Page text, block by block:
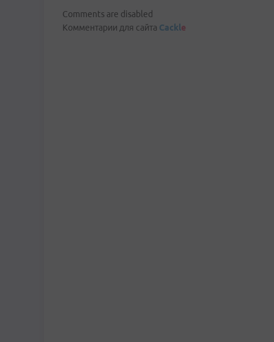
Comments are disabled
Комментарии для сайта Cackle